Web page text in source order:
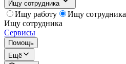
Ищу сотрудника
Ищу работу
Ищу сотрудника
Ищу сотрудника
Сервисы
Помощь
Ещё